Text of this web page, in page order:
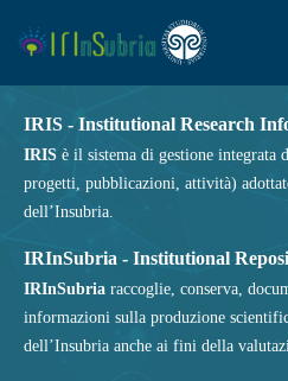
IRIS - Institutional Research
IRIS è il sistema di gestione integrata
progetti, pubblicazioni, attività)
dell’Insubria.
IRInSubria - Institutional
IRInSubria raccoglie, conserva,
informazioni sulla produzione
dell’Insubria anche ai fini della